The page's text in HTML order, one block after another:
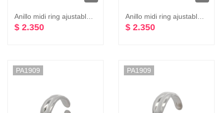
$ 2.350 $ 2.350
PA1909 PA1909